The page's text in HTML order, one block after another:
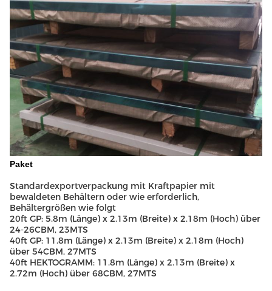
Paket
Standardexportverpackung mit Kraftpapier mit
bewaldeten Behältern oder wie erforderlich,
Behältergrößen wie folgt
20ft GP: 5.8m (Länge) x 2.13m (Breite) x 2.18m (Hoch) über
24-26CBM, 23MTS
40ft GP: 11.8m (Länge) x 2.13m (Breite) x 2.18m (Hoch)
über 54CBM, 27MTS
40ft HEKTOGRAMM: 11.8m (Länge) x 2.13m (Breite) x
2.72m (Hoch) über 68CBM, 27MTS